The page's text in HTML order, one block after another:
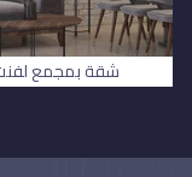
شقة بمجمع لفنت